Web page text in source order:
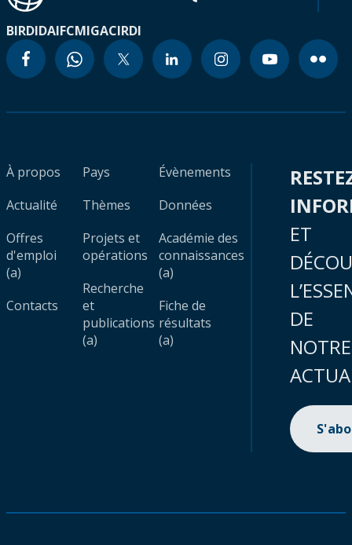
BIRDIDAIFCMIGACIRDI
À propos
Actualité
Offres
d'emploi
(a)
Contacts
Pays
Thèmes
Projets et
opérations
Recherche
et
publications
(a)
Évènements
Données
Académie des
connaissances
(a)
Fiche de
résultats
(a)
ET
DE
NOTRE